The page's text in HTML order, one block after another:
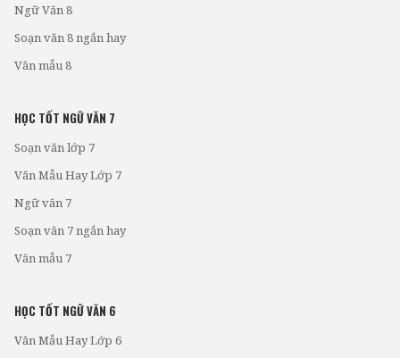
Ngữ Văn 8
Soạn văn 8 ngắn hay
Văn mẫu 8
HỌC TỐT NGỮ VĂN 7
Soạn văn lớp 7
Văn Mẫu Hay Lớp 7
Ngữ văn 7
Soạn văn 7 ngắn hay
Văn mẫu 7
HỌC TỐT NGỮ VĂN 6
Văn Mẫu Hay Lớp 6